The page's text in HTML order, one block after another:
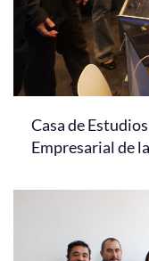
Casa de
Empresarial de